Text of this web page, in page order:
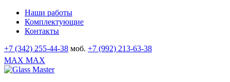
Наши работы
Комплектующие
Контакты
+7 (342) 255-44-38 моб. +7 (992) 213-63-38
MAX MAX